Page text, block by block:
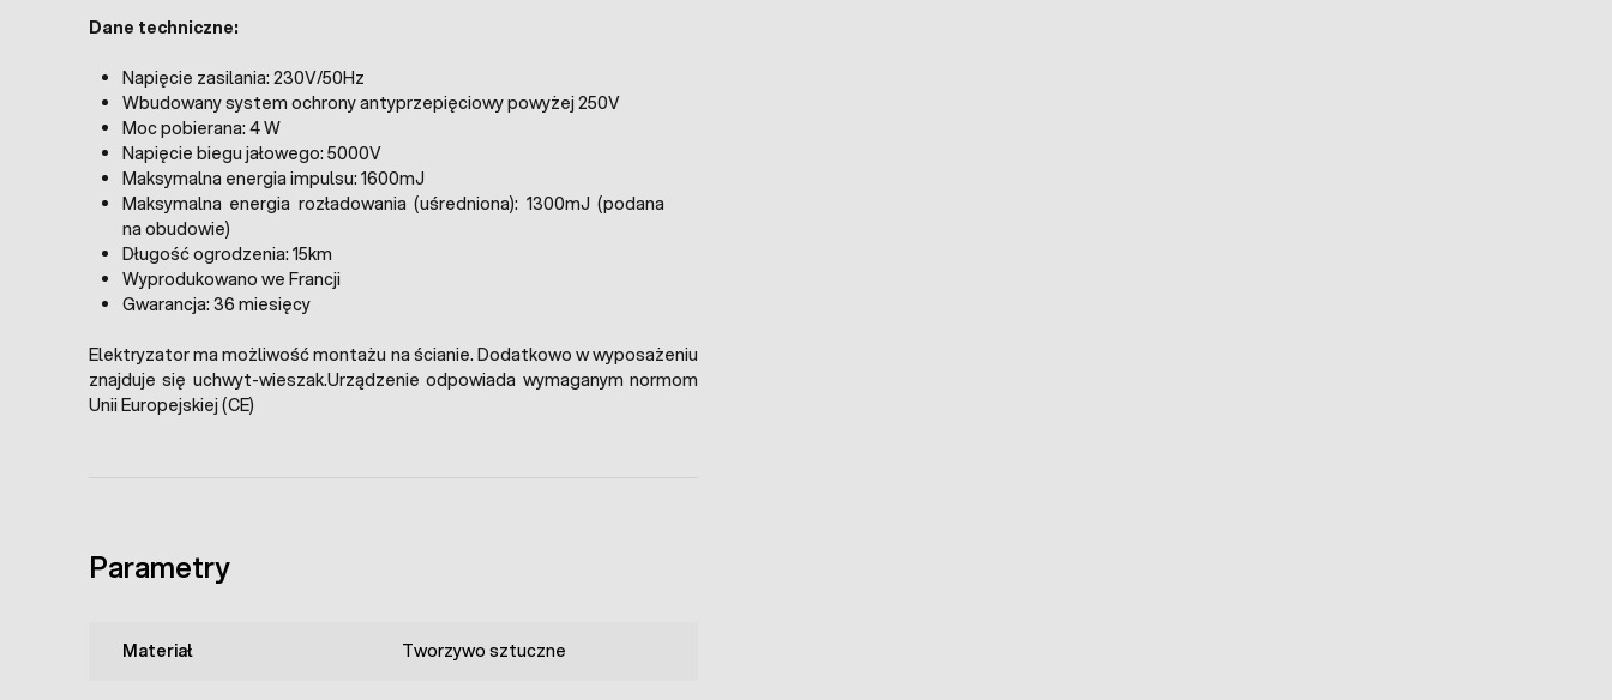
Dane techniczne:
Napięcie zasilania: 230V/50Hz
Wbudowany system ochrony antyprzepięciowy powyżej 250V
Moc pobierana: 4 W
Napięcie biegu jałowego: 5000V
Maksymalna energia impulsu: 1600mJ
Maksymalna energia rozładowania (uśredniona): 1300mJ (podana
na obudowie)
Długość ogrodzenia: 15km
Wyprodukowano we Francji
Gwarancja: 36 miesięcy
Elektryzator ma możliwość montażu na ścianie. Dodatkowo w wyposażeniu
znajduje się uchwyt-wieszak.Urządzenie odpowiada wymaganym normom
Unii Europejskiej (CE)
Parametry
Materiał Tworzywo sztuczne